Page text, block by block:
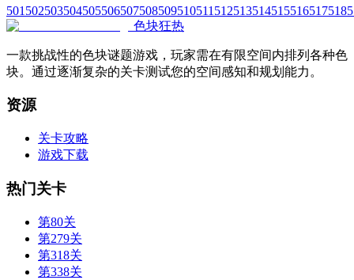
501 502503504505506507508509510511 512513514515516517518
色块狂热
一款挑战性的色块谜题游戏，玩家需在有限空间内排列各种色
块。通过逐渐复杂的关卡测试您的空间感知和规划能力。
资源
关卡攻略
游戏下载
热门关卡
第80关
第279关
第318关
第338关